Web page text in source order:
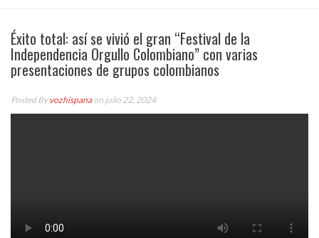
Éxito total: así se vivió el gran “Festival de la
Independencia Orgullo Colombiano” con varias
presentaciones de grupos colombianos
Posted Byvozhispanaon julio 22, 2024